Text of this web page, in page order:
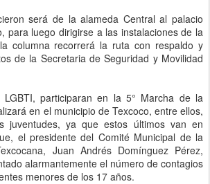
será de la alameda Central al palacio
para luego dirigirse a las instalaciones de la
columna recorrerá la ruta con respaldo y
de la Secretaria de Seguridad y Movilidad
LGBTI, participaran en la 5° Marcha de la
en el municipio de Texcoco, entre ellos,
juventudes, ya que estos últimos van en
el presidente del Comité Municipal de la
Juan Andrés Domínguez Pérez,
alarmantemente el número de contagios
menores de los 17 años.